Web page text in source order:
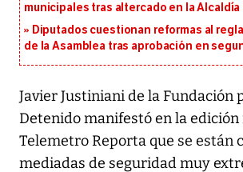
municipales tras altercado en la Alcaldía
Diputados cuestionan reformas al
de la Asamblea tras aprobación en
Javier Justiniani de la Fundación
Detenido manifestó en la
Telemetro Reporta que se están
mediadas de seguridad muy